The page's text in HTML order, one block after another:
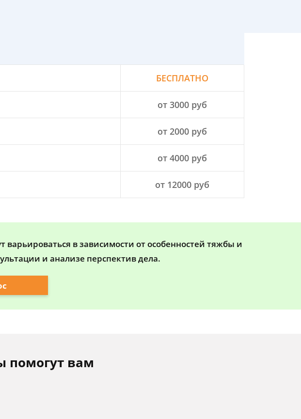
БЕСПЛАТНО
от 3000 руб
от 2000 руб
от 4000 руб
от 12000 руб
в зависимости от особенностей тяжбы и
и анализе перспектив дела.
вам